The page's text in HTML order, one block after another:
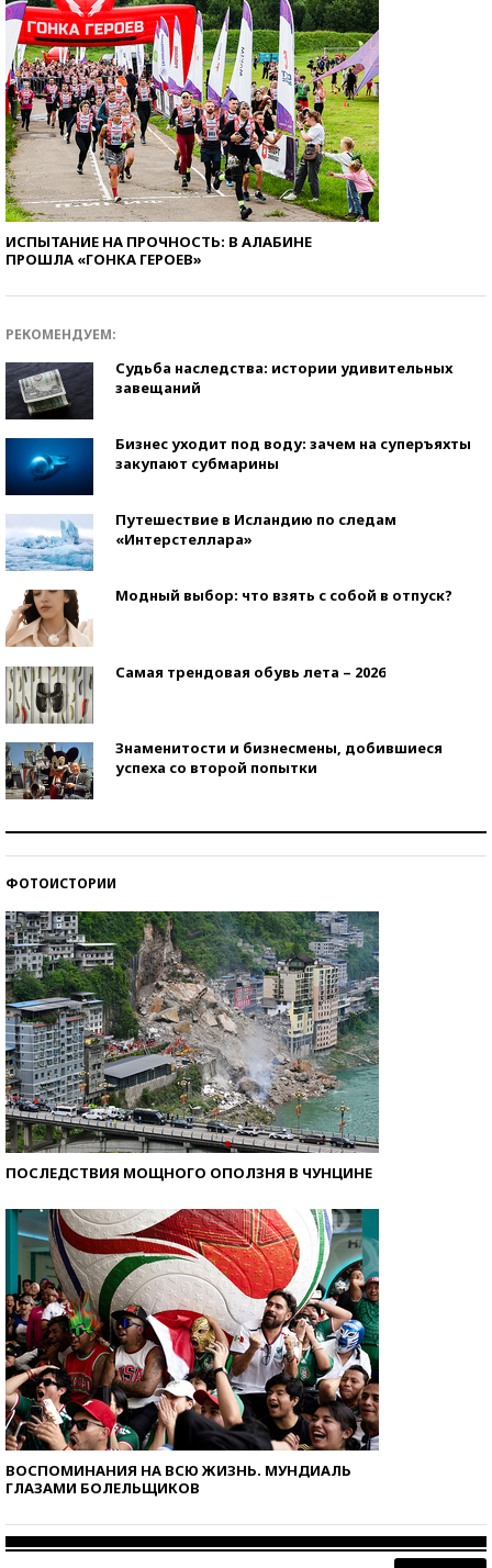
ИСПЫТАНИЕ НА ПРОЧНОСТЬ: В АЛАБИНЕ
ПРОШЛА «ГОНКА ГЕРОЕВ»
РЕКОМЕНДУЕМ:
Судьба наследства: истории удивительных
завещаний
Бизнес уходит под воду: зачем на суперъяхты
закупают субмарины
Путешествие в Исландию по следам
«Интерстеллара»
Модный выбор: что взять с собой в отпуск?
Самая трендовая обувь лета – 2026
Знаменитости и бизнесмены, добившиеся
успеха со второй попытки
ФОТОИСТОРИИ
ПОСЛЕДСТВИЯ МОЩНОГО ОПОЛЗНЯ В ЧУНЦИНЕ
ВОСПОМИНАНИЯ НА ВСЮ ЖИЗНЬ. МУНДИАЛЬ
ГЛАЗАМИ БОЛЕЛЬЩИКОВ